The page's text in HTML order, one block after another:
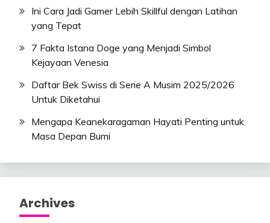
Ini Cara Jadi Gamer Lebih Skillful dengan Latihan
yang Tepat
7 Fakta Istana Doge yang Menjadi Simbol
Kejayaan Venesia
Daftar Bek Swiss di Serie A Musim 2025/2026
Untuk Diketahui
Mengapa Keanekaragaman Hayati Penting untuk
Masa Depan Bumi
Archives